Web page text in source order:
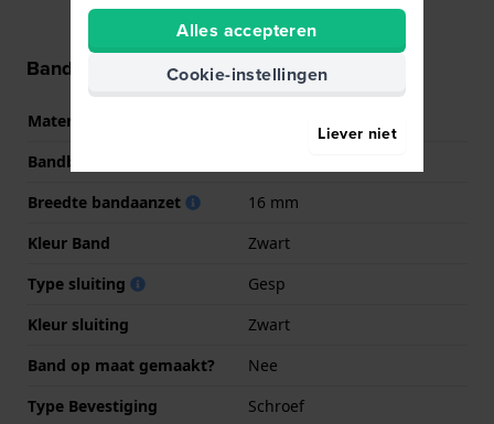
Band informatie
Materiaal Band
Bandbreedte
Breedte bandaanzet
16 mm
Kleur Band
Zwart
Type sluiting
Gesp
Kleur sluiting
Zwart
Band op maat gemaakt?
Nee
Type Bevestiging
Schroef
Alles accepteren
Cookie-instellingen
Liever niet